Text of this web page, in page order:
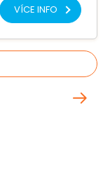
VÍCE INFO